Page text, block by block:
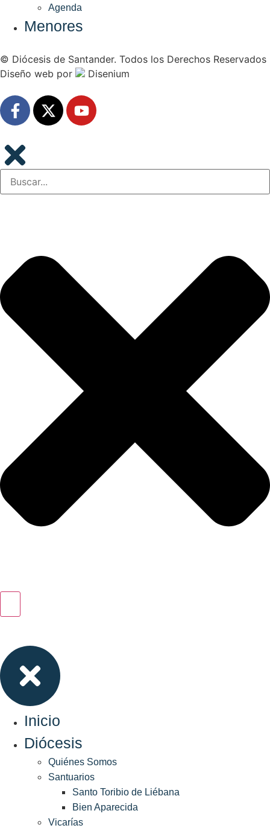
Agenda
Menores
© Diócesis de Santander. Todos los Derechos Reservados
Diseño web por Disenium
Inicio
Diócesis
Quiénes Somos
Santuarios
Santo Toribio de Liébana
Bien Aparecida
Vicarías